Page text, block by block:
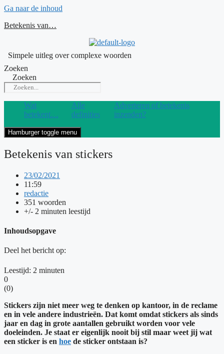
Ga naar de inhoud
Betekenis van…
Simpele uitleg over complexe woorden
Zoeken
Zoeken
Wat
betekent…
Alle
definities
Adverteren of betekenis
inzenden?
Hamburger toggle menu
Betekenis van stickers
23/02/2021
11:59
redactie
351 woorden
+/- 2 minuten leestijd
Inhoudsopgave
Deel het bericht op:
Leestijd: 2 minuten
0
(0)
Stickers zijn niet meer weg te denken op kantoor, in de reclame
en in vele andere industrieën. Dat komt omdat stickers als sinds
jaar en dag in grote aantallen gebruikt worden voor vele
doeleinden. Je staat er eigenlijk nooit bij stil maar weet jij wat
een sticker is en hoe de sticker ontstaan is?